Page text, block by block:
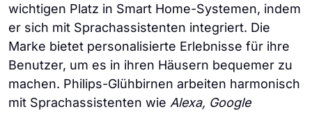
wichtigen Platz in Smart Home-Systemen, indem
er sich mit Sprachassistenten integriert. Die
Marke bietet personalisierte Erlebnisse für ihre
Benutzer, um es in ihren Häusern bequemer zu
machen. Philips-Glühbirnen arbeiten harmonisch
mit Sprachassistenten wie Alexa, Google